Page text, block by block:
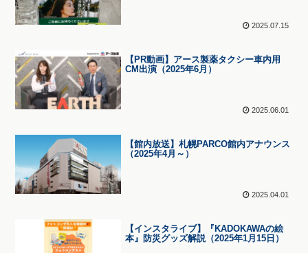
2025.07.15
【PR動画】アース製薬タクシー車内用
CM出演（2025年6月）
2025.06.01
【館内放送】札幌PARCO館内アナウンス
（2025年4月～）
2025.04.01
【インスタライブ】『KADOKAWAの絵
本』防災グッズ解説（2025年1月15日）